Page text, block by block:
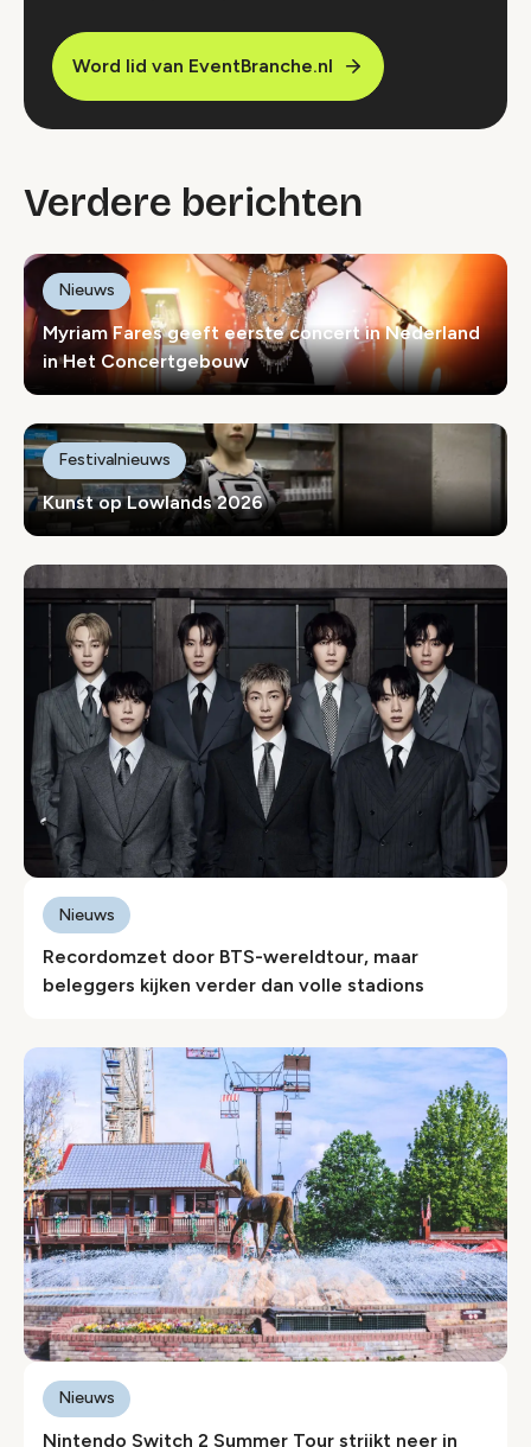
Word lid van EventBranche.nl
Verdere berichten
Myriam Fares geeft eerste concert in Nederland
in Het Concertgebouw
Nieuws
Kunst op Lowlands 2026
Festivalnieuws
Recordomzet door BTS-wereldtour, maar
beleggers kijken verder dan volle stadions
Nieuws
Nintendo Switch 2 Summer Tour strijkt neer in
Nieuws